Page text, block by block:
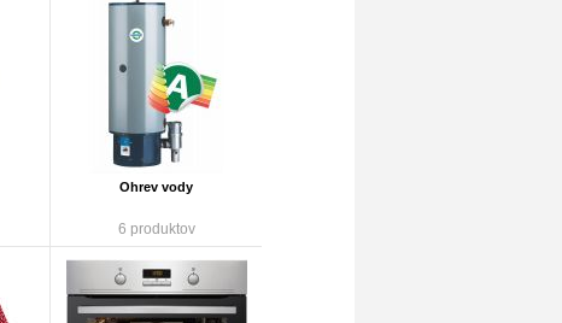
Ohrev vody
6 produktov